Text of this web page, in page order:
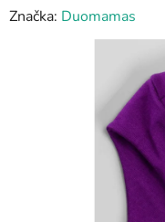
Značka: Duomamas